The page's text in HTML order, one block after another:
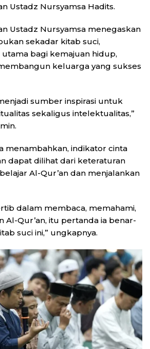
Ustadz Nursyamsa Hadits.
Ustadz Nursyamsa menegaskan
sekadar kitab suci,
bagi kemajuan hidup,
keluarga yang sukses
sumber inspirasi untuk
sekaligus intelektualitas,”
menambahkan, indikator cinta
dapat dilihat dari keteraturan
Al-Qur’an dan menjalankan
dalam membaca, memahami,
Al-Qur’an, itu pertanda ia benar-
suci ini,” ungkapnya.